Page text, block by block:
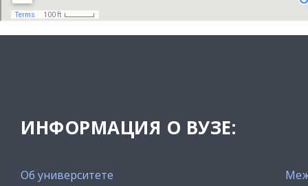
ИНФОРМАЦИЯ О ВУЗЕ:
Об университете